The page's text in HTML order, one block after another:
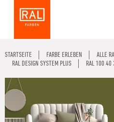
STARTSEITE FARBE ERLEBEN
ALLE
RAL DESIGN SYSTEM PLUS
RAL 100 40